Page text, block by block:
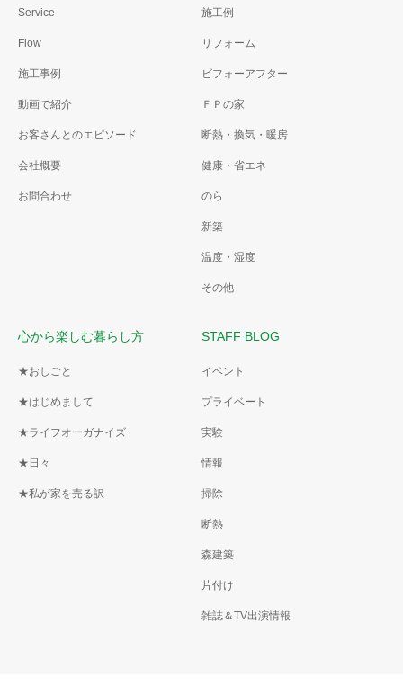
Service
Flow
施工事例
動画で紹介
お客さんとのエピソード
会社概要
お問合わせ
施工例
リフォーム
ビフォーアフター
ＦＰの家
断熱・換気・暖房
健康・省エネ
のら
新築
温度・湿度
その他
心から楽しむ暮らし方
★おしごと
★はじめまして
★ライフオーガナイズ
★日々
★私が家を売る訳
STAFF BLOG
イベント
プライベート
実験
情報
掃除
断熱
森建築
片付け
雑誌＆TV出演情報